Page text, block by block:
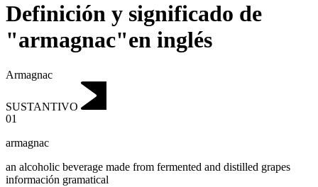
Definición y significado de
"armagnac"en inglés
Armagnac
SUSTANTIVO
01
armagnac
an alcoholic beverage made from fermented and distilled grapes
información gramatical